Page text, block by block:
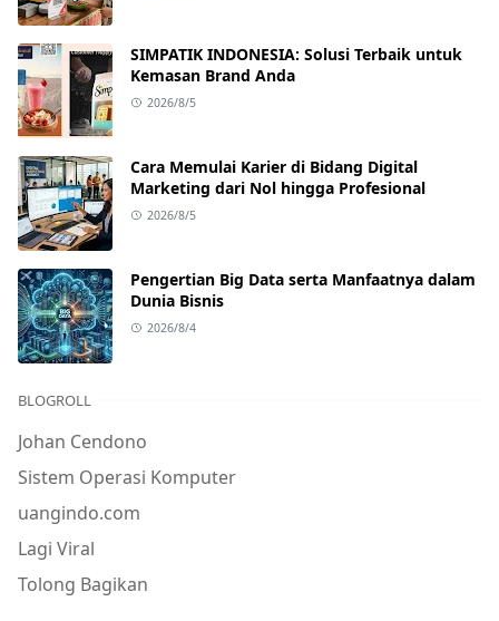
SIMPATIK INDONESIA: Solusi Terbaik untuk
Kemasan Brand Anda
2026/8/5
Cara Memulai Karier di Bidang Digital
Marketing dari Nol hingga Profesional
2026/8/5
Pengertian Big Data serta Manfaatnya dalam
Dunia Bisnis
2026/8/4
BLOGROLL
Johan Cendono
Sistem Operasi Komputer
uangindo.com
Lagi Viral
Tolong Bagikan